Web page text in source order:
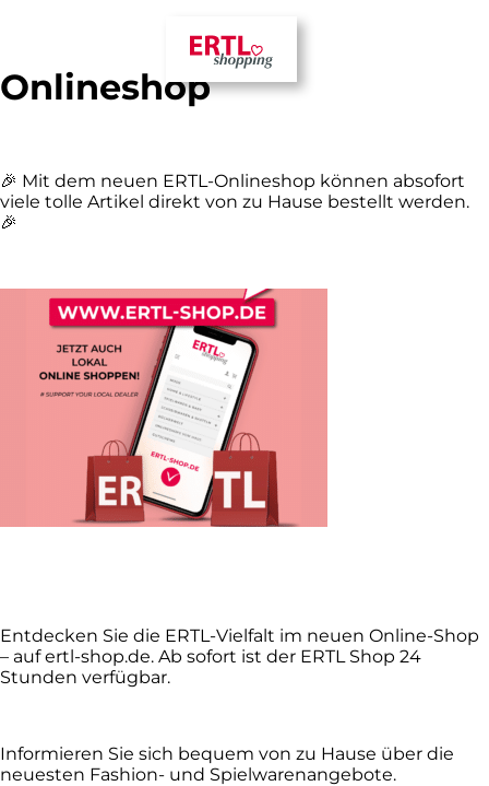
NEU der ERTL-Zentrum
Onlineshop
🎉 Mit dem neuen ERTL-Onlineshop können absofort
viele tolle Artikel direkt von zu Hause bestellt werden.
🎉
Entdecken Sie die ERTL-Vielfalt im neuen Online-Shop
– auf ertl-shop.de. Ab sofort ist der ERTL Shop 24
Stunden verfügbar.
Informieren Sie sich bequem von zu Hause über die
neuesten Fashion- und Spielwarenangebote.